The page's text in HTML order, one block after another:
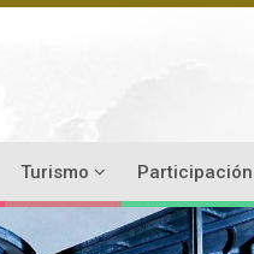
Turismo